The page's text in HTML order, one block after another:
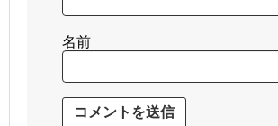
名前